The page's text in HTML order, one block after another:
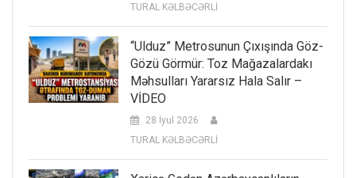
TURAL KƏLBƏCƏRLİ
“Ulduz” Metrosunun Çıxışında Göz-
Gözü Görmür: Toz Mağazalardakı
Məhsulları Yararsız Hala Salır –
VİDEO
28 İyul 2026
TURAL KƏLBƏCƏRLİ